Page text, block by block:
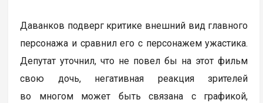
Даванков подверг критике внешний вид главного
персонажа и сравнил его с персонажем ужастика.
Депутат уточнил, что не повел бы на этот фильм
свою дочь, негативная реакция зрителей
во многом может быть связана с графикой,